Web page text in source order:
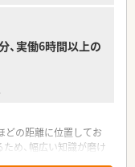
、実働6時間以上の
の距離に位置してお
め、幅広い知識が磨け